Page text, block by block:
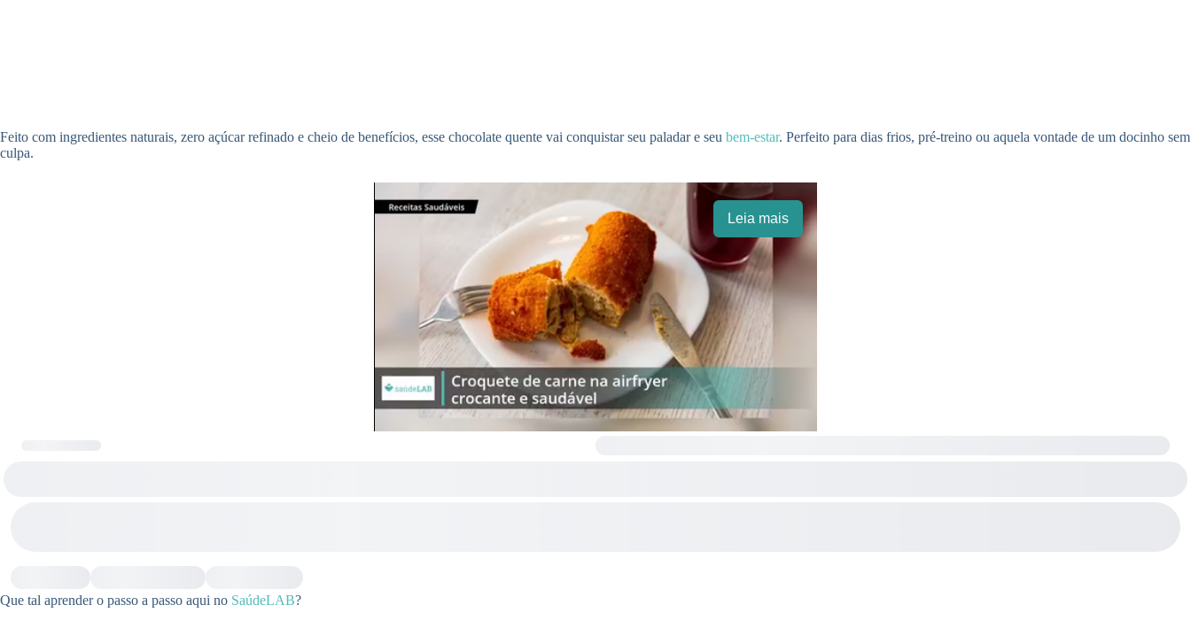
Feito com ingredientes naturais, zero açúcar refinado e cheio de benefícios, esse chocolate quente vai conquistar seu paladar e seu bem-estar. Perfeito para dias frios, pré-treino ou aquela vontade de um docinho sem
culpa.
Leia mais
Que tal aprender o passo a passo aqui no SaúdeLAB?